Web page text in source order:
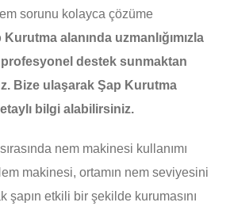
sorunu kolayca çözüme
Kurutma alanında uzmanlığımızla
profesyonel destek sunmaktan
Bize ulaşarak Şap Kurutma
bilgi alabilirsiniz.
nem makinesi kullanımı
makinesi, ortamın nem seviyesini
şapın etkili bir şekilde kurumasını